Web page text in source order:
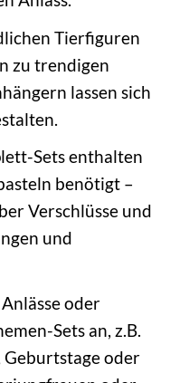
Tierfiguren
zu trendigen
lassen sich
Sets enthalten
benötigt –
Verschlüsse und
und
oder
Sets an, z.B.
oder